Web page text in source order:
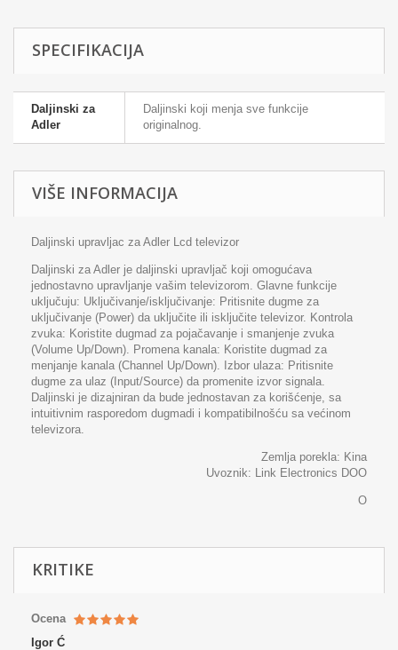
SPECIFIKACIJA
Daljinski za
Adler
Daljinski koji menja sve funkcije
originalnog.
VIŠE INFORMACIJA
Daljinski upravljac za Adler Lcd televizor
Daljinski za Adler je daljinski upravljač koji omogućava
jednostavno upravljanje vašim televizorom. Glavne funkcije
uključuju: Uključivanje/isključivanje: Pritisnite dugme za
uključivanje (Power) da uključite ili isključite televizor. Kontrola
zvuka: Koristite dugmad za pojačavanje i smanjenje zvuka
(Volume Up/Down). Promena kanala: Koristite dugmad za
menjanje kanala (Channel Up/Down). Izbor ulaza: Pritisnite
dugme za ulaz (Input/Source) da promenite izvor signala.
Daljinski je dizajniran da bude jednostavan za korišćenje, sa
intuitivnim rasporedom dugmadi i kompatibilnošću sa većinom
televizora.
Zemlja porekla: Kina
Uvoznik: Link Electronics DOO
O
KRITIKE
Ocena
Igor Ć